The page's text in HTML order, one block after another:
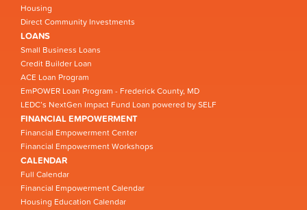
Housing
Direct Community Investments
LOANS
Small Business Loans
Credit Builder Loan
ACE Loan Program
EmPOWER Loan Program - Frederick County, MD
LEDC’s NextGen Impact Fund Loan powered by SELF
FINANCIAL EMPOWERMENT
Financial Empowerment Center
Financial Empowerment Workshops
CALENDAR
Full Calendar
Financial Empowerment Calendar
Housing Education Calendar